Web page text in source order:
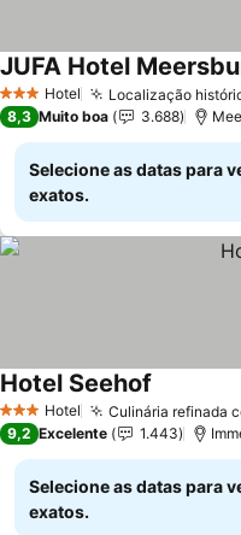
3 EstrelasHotel Localização
JUFA Hotel
8,3 Muito boa 3.688
Selecione as datas para
exatos.
3 EstrelasHotel Culinária refinada
Hotel Seehof
9,2 Excelente 1.443
Selecione as datas para
exatos.